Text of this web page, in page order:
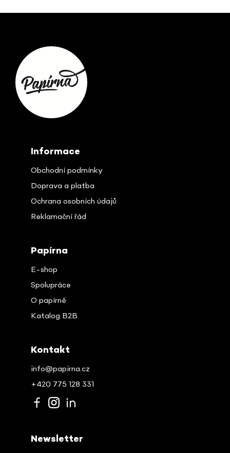
Informace
Obchodní podmínky
Doprava a platba
Ochrana osobních údajů
Reklamační řád
Papírna
E-shop
Spolupráce
O papírně
Katalog B2B
Kontakt
info@papirna.cz
+420 775 128 331
Newsletter